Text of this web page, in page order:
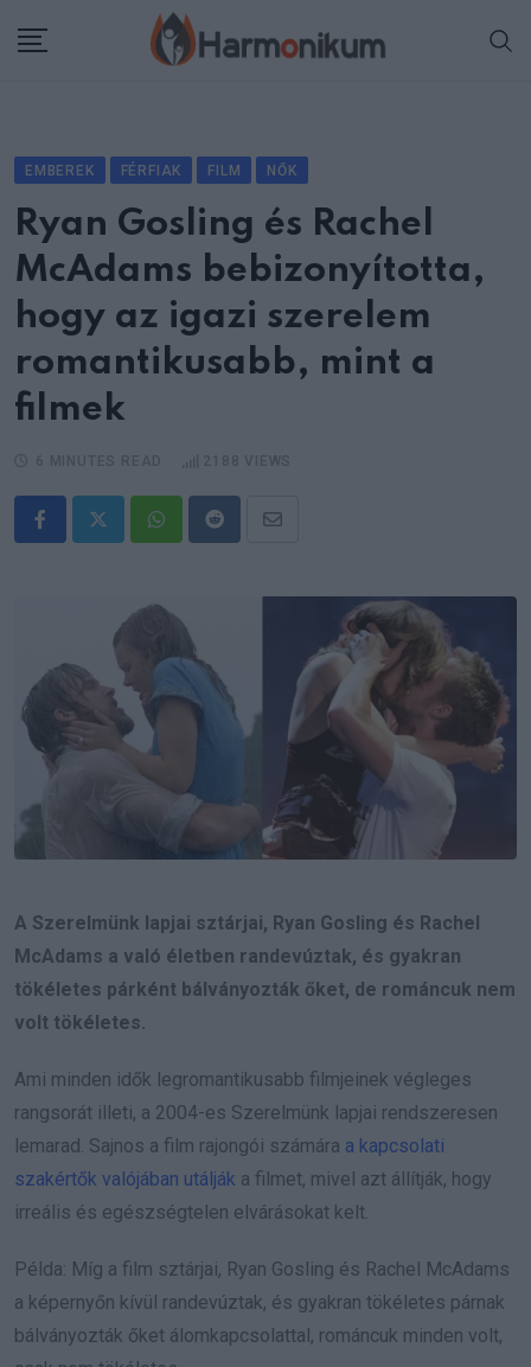
EMBEREK FÉRFIAK FILM NŐK
Ryan Gosling és Rachel
McAdams bebizonyította,
hogy az igazi szerelem
romantikusabb, mint a
filmek
WhatsappRedditShare
Email
A Szerelmünk lapjai sztárjai, Ryan Gosling és Rachel
McAdams a való életben randevúztak, és gyakran
tökéletes párként bálványozták őket, de románcuk nem
volt tökéletes.
Ami minden idők legromantikusabb filmjeinek végleges
rangsorát illeti, a 2004-es Szerelmünk lapjai rendszeresen
lemarad. Sajnos a film rajongói számára a kapcsolati
szakértők valójában utálják a filmet, mivel azt állítják, hogy
irreális és egészségtelen elvárásokat kelt.
Példa: Míg a film sztárjai, Ryan Gosling és Rachel McAdams
a képernyőn kívül randevúztak, és gyakran tökéletes párnak
bálványozták őket álomkapcsolattal, románcuk minden volt,